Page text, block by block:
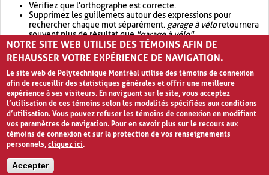
Vérifiez que l'orthographe est correcte.
Supprimez les guillemets autour des expressions pour
rechercher chaque mot séparément. garage à véloretournera
souvent plus de résultat que"garage à vélo".
Envisagez d'élargir votre recherche avec OR.garage OR vélo
retournera souvent plus de résultat quegarage à vélo
NOTRE SITE WEB UTILISE DES TÉMOINS AFIN DE
REHAUSSER VOTRE EXPÉRIENCE DE NAVIGATION.
Le site web de Polytechnique Montréal utilise des témoins de connexion
afin de recueillir des statistiques générales et offrir une meilleure
expérience à ses visiteurs. En naviguant sur le site, vous acceptez
l’utilisation de ces témoins selon les modalités spécifiées aux conditions
d’utilisation. Vous pouvez refuser les témoins de connexion en modifiant
vos paramètres de navigation. Pour en savoir plus sur le recours aux
témoins de connexion et sur la protection de vos renseignements
personnels,cliquez ici.
Accepter